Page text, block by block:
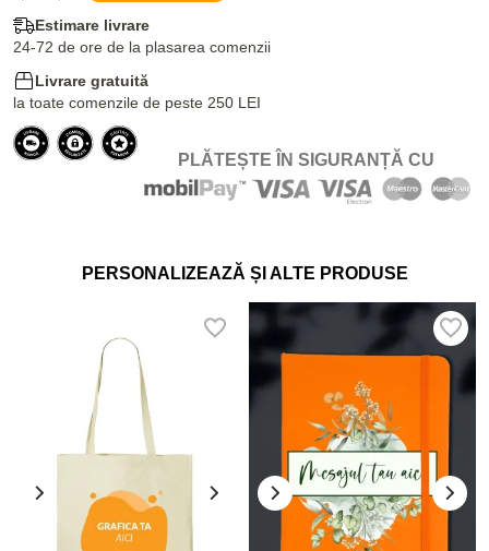
Estimare livrare
24-72 de ore de la plasarea comenzii
Livrare gratuită
la toate comenzile de peste 250 LEI
PLĂTEȘTE ÎN SIGURANȚĂ CU
PERSONALIZEAZĂ ȘI ALTE PRODUSE